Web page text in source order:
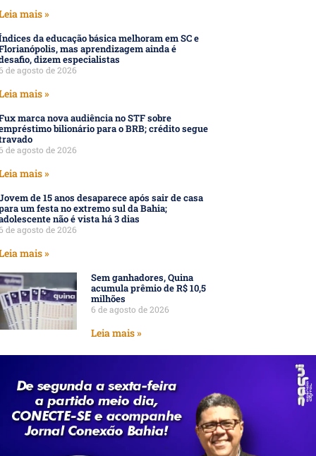
mais »
da educação básica melhoram em SC e
mas aprendizagem ainda é
dizem especialistas
de agosto de 2026
mais »
marca nova audiência no STF sobre
bilionário para o BRB; crédito segue
de agosto de 2026
mais »
de 15 anos desaparece após sair de casa
um festa no extremo sul da Bahia;
não é vista há 3 dias
de agosto de 2026
mais »
Sem ganhadores, Quina
acumula prêmio de R$ 10,5
milhões
6 de agosto de 2026
Leia mais »